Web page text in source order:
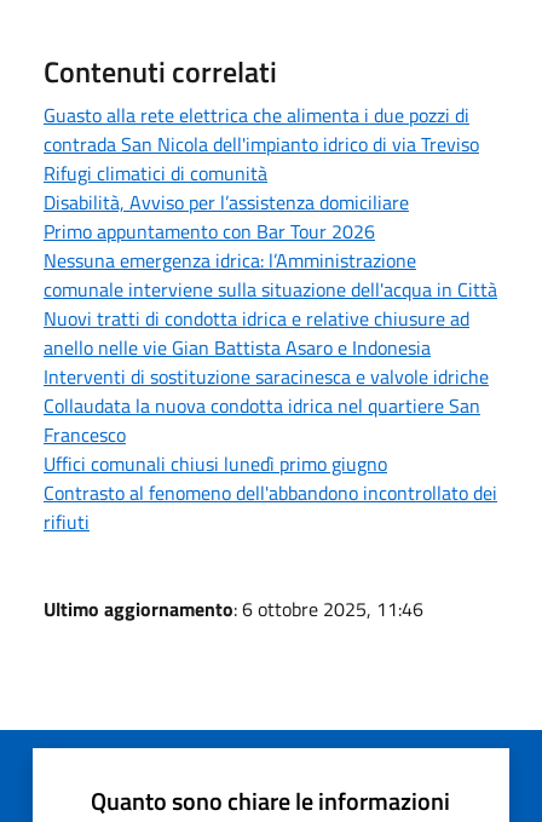
Contenuti correlati
Guasto alla rete elettrica che alimenta i due pozzi di
contrada San Nicola dell'impianto idrico di via Treviso
Rifugi climatici di comunità
Disabilità, Avviso per l’assistenza domiciliare
Primo appuntamento con Bar Tour 2026
Nessuna emergenza idrica: l’Amministrazione
comunale interviene sulla situazione dell'acqua in Città
Nuovi tratti di condotta idrica e relative chiusure ad
anello nelle vie Gian Battista Asaro e Indonesia
Interventi di sostituzione saracinesca e valvole idriche
Collaudata la nuova condotta idrica nel quartiere San
Francesco
Uffici comunali chiusi lunedì primo giugno
Contrasto al fenomeno dell'abbandono incontrollato dei
rifiuti
Ultimo aggiornamento: 6 ottobre 2025, 11:46
Quanto sono chiare le informazioni